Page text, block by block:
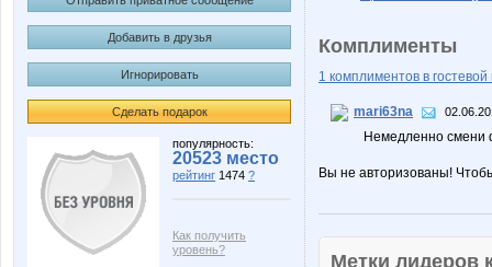
Добавить в друзья
Игнорировать
Сделать подарок
популярность:
20523 место
рейтинг 1474 ?
Как получить
уровень?
Комплименты
1 комплиментов в гостевой
mari63na
Немедленно смени
Вы не авторизованы!
Метки